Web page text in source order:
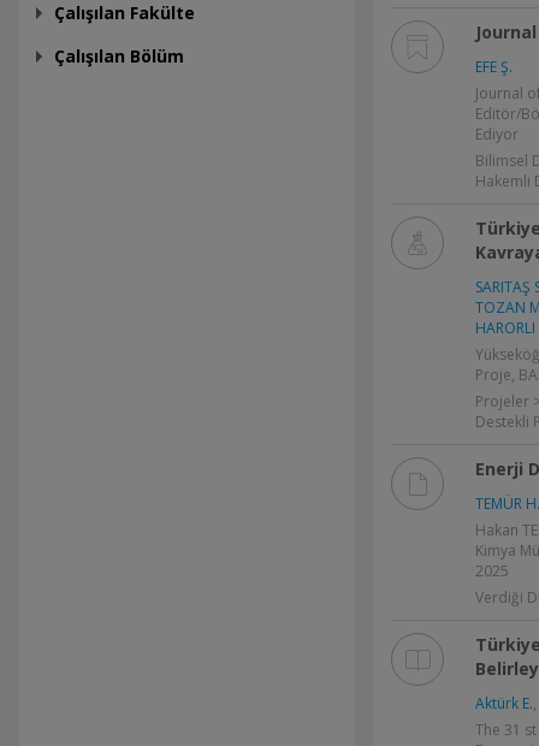
Çalışılan Fakülte
Çalışılan Bölüm
EFE Ş.
Journal
Editör/
Ediyor
Bilimsel
Hakemli
SARITAŞ
TOZAN
HARORLI
Proje,
Projeler
Destekli
Enerji
TEMÜR H.
Hakan
Kimya
2025
Verdiği
Aktürk E.,
The 31